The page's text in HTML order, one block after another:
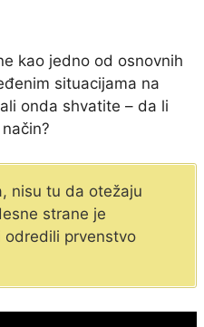
kao jedno od osnovnih
situacijama na
onda shvatite – da li
nisu tu da otežaju
strane je
odredili prvenstvo